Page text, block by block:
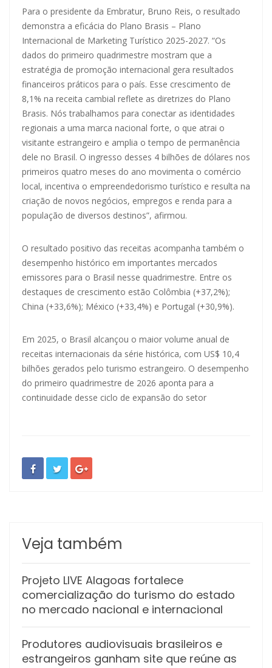
Para o presidente da Embratur, Bruno Reis, o resultado
demonstra a eficácia do Plano Brasis – Plano
Internacional de Marketing Turístico 2025-2027. “Os
dados do primeiro quadrimestre mostram que a
estratégia de promoção internacional gera resultados
financeiros práticos para o país. Esse crescimento de
8,1% na receita cambial reflete as diretrizes do Plano
Brasis. Nós trabalhamos para conectar as identidades
regionais a uma marca nacional forte, o que atrai o
visitante estrangeiro e amplia o tempo de permanência
dele no Brasil. O ingresso desses 4 bilhões de dólares nos
primeiros quatro meses do ano movimenta o comércio
local, incentiva o empreendedorismo turístico e resulta na
criação de novos negócios, empregos e renda para a
população de diversos destinos”, afirmou.
O resultado positivo das receitas acompanha também o
desempenho histórico em importantes mercados
emissores para o Brasil nesse quadrimestre. Entre os
destaques de crescimento estão Colômbia (+37,2%);
China (+33,6%); México (+33,4%) e Portugal (+30,9%).
Em 2025, o Brasil alcançou o maior volume anual de
receitas internacionais da série histórica, com US$ 10,4
bilhões gerados pelo turismo estrangeiro. O desempenho
do primeiro quadrimestre de 2026 aponta para a
continuidade desse ciclo de expansão do setor
Veja também
Projeto LIVE Alagoas fortalece
comercialização do turismo do estado
no mercado nacional e internacional
Produtores audiovisuais brasileiros e
estrangeiros ganham site que reúne as